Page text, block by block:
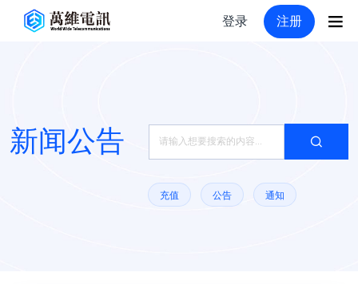
登录 注册
新闻公告
充值 公告 通知